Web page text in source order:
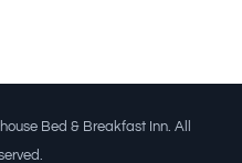
Bed & Breakfast Inn. All